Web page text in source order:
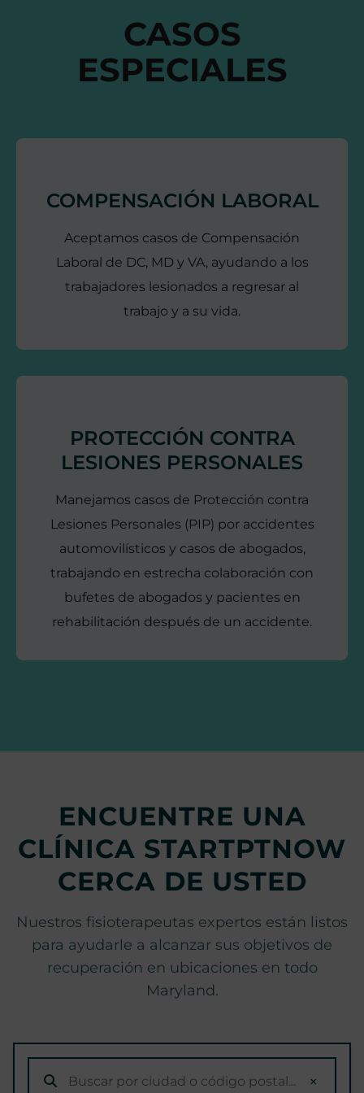
CASOS
ESPECIALES
COMPENSACIÓN LABORAL
Aceptamos casos de Compensación
Laboral de DC, MD y VA, ayudando a los
trabajadores lesionados a regresar al
trabajo y a su vida.
PROTECCIÓN CONTRA
LESIONES PERSONALES
Manejamos casos de Protección contra
Lesiones Personales (PIP) por accidentes
automovilísticos y casos de abogados,
trabajando en estrecha colaboración con
bufetes de abogados y pacientes en
rehabilitación después de un accidente.
ENCUENTRE UNA
CLÍNICA STARTPTNOW
CERCA DE USTED
Nuestros fisioterapeutas expertos están listos
para ayudarle a alcanzar sus objetivos de
recuperación en ubicaciones en todo
Maryland.
×